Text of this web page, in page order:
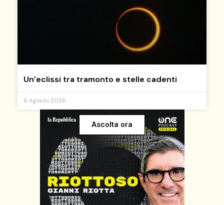
Un’eclissi tra tramonto e stelle cadenti
6 Agosto 2026
Ascolta ora